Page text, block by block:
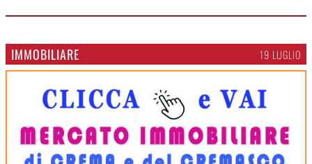
IMMOBILIARE 19 LUGLIO